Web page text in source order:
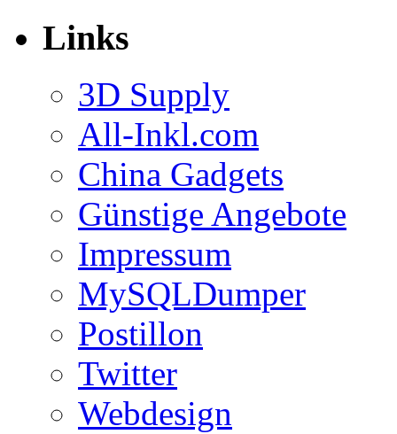
Links
3D Supply
All-Inkl.com
China Gadgets
Günstige Angebote
Impressum
MySQLDumper
Postillon
Twitter
Webdesign